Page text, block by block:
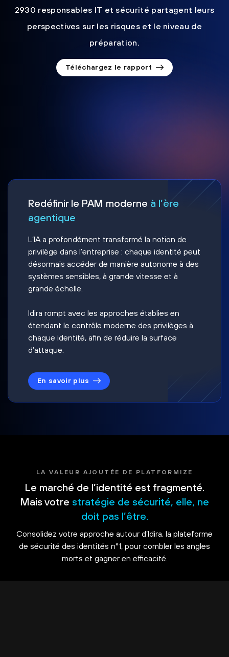
2930 responsables IT et sécurité partagent leurs
perspectives sur les risques et le niveau de
préparation.
Téléchargez le rapport
Redéfinir le PAM moderne à l’ère
agentique
L’IA a profondément transformé la notion de
privilège dans l’entreprise : chaque identité peut
désormais accéder de manière autonome à des
systèmes sensibles, à grande vitesse et à
grande échelle.
Idira rompt avec les approches établies en
étendant le contrôle moderne des privilèges à
chaque identité, afin de réduire la surface
d’attaque.
En savoir plus
LA VALEUR AJOUTÉE DE PLATFORMIZE
Le marché de l’identité est fragmenté.
Mais votre stratégie de sécurité, elle, ne
doit pas l’être.
Consolidez votre approche autour d’Idira, la plateforme
de sécurité des identités n°1, pour combler les angles
morts et gagner en efficacité.